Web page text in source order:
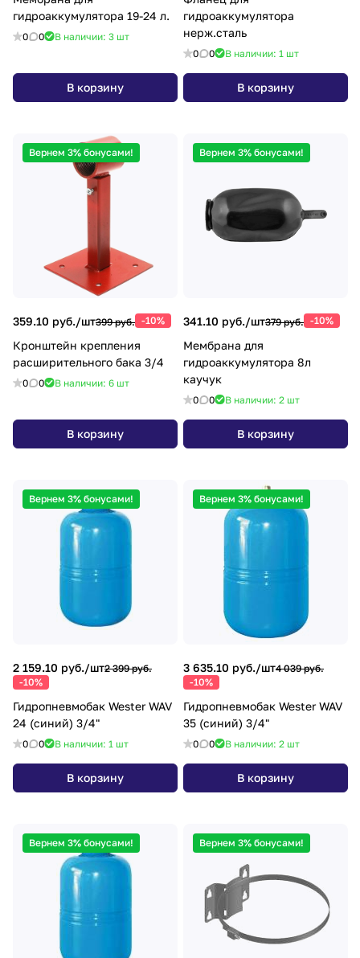
гидроаккумулятора 19-24 л.
0 0 В наличии: 3 шт
В корзину
гидроаккумулятора
нерж.сталь
0 0 В наличии: 1 шт
В корзину
Вернем 3% бонусами!
359.10 руб./шт399 руб. -10%
Кронштейн крепления
расширительного бака 3/4
0 0 В наличии: 6 шт
В корзину
Вернем 3% бонусами!
341.10 руб./шт379 руб. -10%
Мембрана для
гидроаккумулятора 8л
каучук
0 0 В наличии: 2 шт
В корзину
Вернем 3% бонусами!
2 159.10 руб./шт2 399 руб.
-10%
Гидропневмобак Wester WAV
24 (синий) 3/4"
0 0 В наличии: 1 шт
В корзину
Вернем 3% бонусами!
3 635.10 руб./шт4 039 руб.
-10%
Гидропневмобак Wester WAV
35 (синий) 3/4"
0 0 В наличии: 2 шт
В корзину
Вернем 3% бонусами! Вернем 3% бонусами!